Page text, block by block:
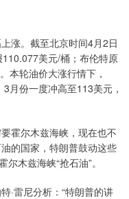
涨。截至北京时间4月2日
美元/桶；布伦特原
本轮油价大涨行情下，
月份一度冲高至113美元，
霍尔木兹海峡，现在也不
的国家，特朗普鼓动这些
木兹海峡“抢石油”。
雷尼分析：“特朗普的讲